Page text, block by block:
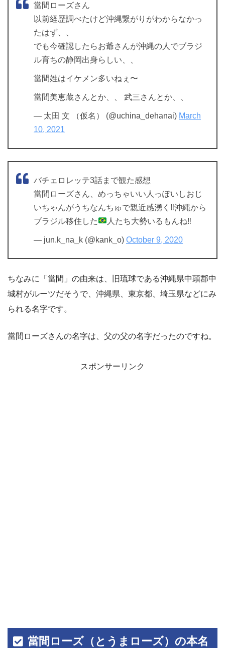
當間ローズさん
以前経歴調べたけど沖縄繋がりがわからなかっ
たはず、、
でも今確認したらお爺さんが沖縄の人でブラジ
ル育ちの静岡出身らしい、、
當間姓はイケメン多いねぇ〜
當間美恵蔵さんとか、、 武三さんとか、、
— 太田 文 （仮名） (@uchina_dehanai) March
10, 2021
バチェロレッテ3話まで観た感想
當間ローズさん、めっちゃいい人っぽいしおじ
いちゃんがうちなんちゅで親近感湧く‼︎沖縄から
ブラジル移住した
人たち大勢いるもんね‼︎
— jun.k_na_k (@kank_o) October 9, 2020
ちなみに「當間」の由来は、旧琉球である沖縄県中頭郡中
城村がルーツだそうで、沖縄県、東京都、埼玉県などにみ
られる名字です。
當間ローズさんの名字は、父の父の名字だったのですね。
スポンサーリンク
當間ローズ（とうまローズ）の本名